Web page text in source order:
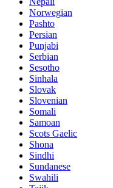
Norwegian
Pashto
Persian
Punjabi
Serbian
Sesotho
Sinhala
Slovak
Slovenian
Somali
Samoan
Scots Gaelic
Shona
Sindhi
Sundanese
Swahili